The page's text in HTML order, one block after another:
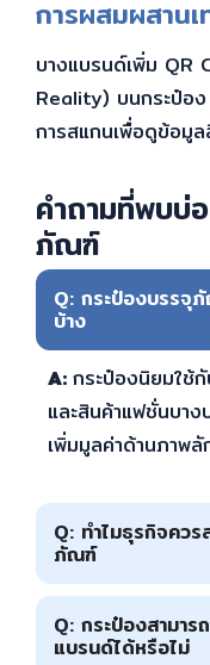
การผสมผสาน
บางแบรนด์เพิ่ม QR
Reality) บนกระป๋อ
การสแกนเพื่อดูข้อมู
คำถามที่พบบ่
ภัณฑ์
Q: กระป๋องบรรจุภั
บ้าง
A: กระป๋องนิยมใช้
และสินค้าแฟชั่นบาง
เพิ่มมูลค่าด้านภาพ
Q: ทำไมธุรกิจคว
ภัณฑ์
Q: กระป๋องสามา
แบรนด์ได้หรือไม่